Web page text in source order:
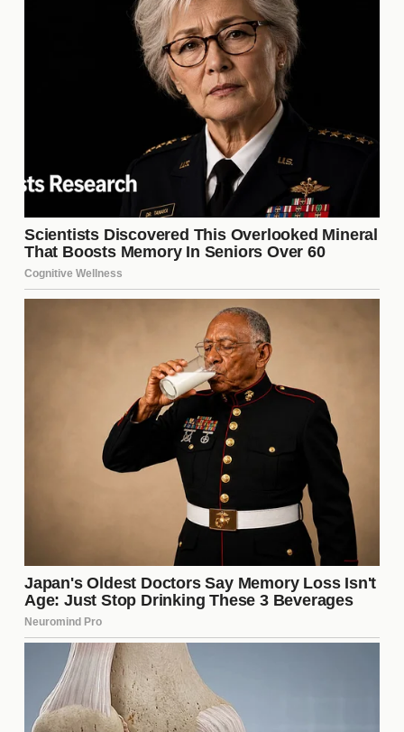
compartido mensajes de apoyo. Esta comunidad
activa ha creado un ambiente positivo que
contrarresta las críticas, mostrando que la lealtad
de los fans puede ser un poderoso aliado en
Lecciones Aprendidas
La situación actual de Can Yamanofrece valiosas
lecciones sobre la gestión de la imagen pública.
Aprender a manejar las críticas con gracia y
determinación es fundamental para cualquier figura
pública. Además, el apoyo de los fans puede ser un
pilar esencial en la construcción de una carrera
sólida y duradera en la industria del
Las Críticas Más Comunes
Entre las críticas que ha recibido Can Yaman
algunas son recurrentes y se centran en aspectos
específicos de su carrera. Estas incluyen:
Su elección de proyectos cinematográficos.
Su estilo personal y apariencia.
Su forma de interactuar con los medios y los
fans.
Las comparaciones con otros actores.
Su vida personal y relaciones sentimentales.
Cada uno de estos puntos ha generado debate,